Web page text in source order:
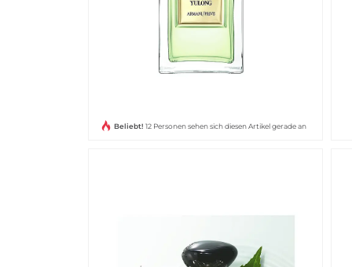
Beliebt! 12 Personen sehen sich diesen Artikel gerade an